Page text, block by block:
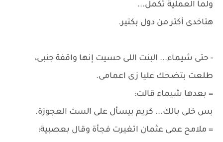
ولما العملية تكمل...
هتاخدى أكتر من دول بكتير.
- حتى شيماء... البنت اللى حسيت إنها واقفة جنبى،
طلعت بتضحك عليا زى اعمامى.
= بعدها شيماء قالت:
بس خلى بالك... كريم بيسأل على الست العجوزة.
= ملامح عمى عثمان اتغيرت فجأة وقال بعصبية: